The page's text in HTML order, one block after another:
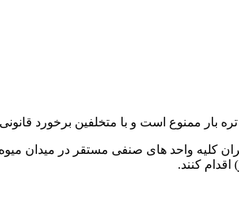
تره بار ممنوع است و با متخلفین برخورد
کلیه واحد های صنفی مستقر در میدان
کنند.